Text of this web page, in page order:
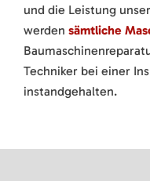
und die Leistung
werden sämtliche
Techniker bei einer
instandgehalten.